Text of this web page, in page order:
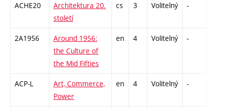
ACHE20
Architektura 20.
století
cs 3 Volitelný -
2A1956
Around 1956:
the Culture of
the Mid Fifties
en 4 Volitelný -
ACP-L
Art, Commerce,
Power
en 4 Volitelný -